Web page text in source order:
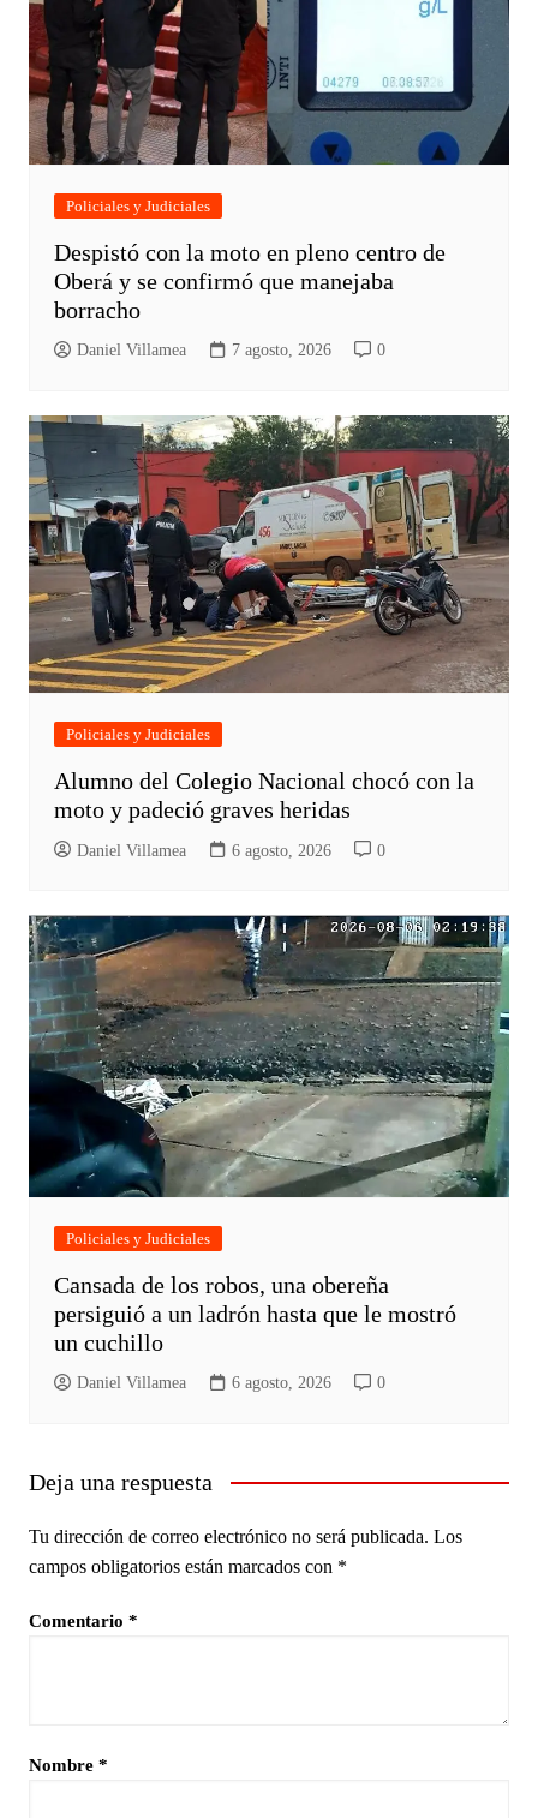
Policiales y Judiciales
Despistó con la moto en pleno centro de
Oberá y se confirmó que manejaba
borracho
Daniel Villamea 7 agosto, 2026 0
Policiales y Judiciales
Alumno del Colegio Nacional chocó con la
moto y padeció graves heridas
Daniel Villamea 6 agosto, 2026 0
Policiales y Judiciales
Cansada de los robos, una obereña
persiguió a un ladrón hasta que le mostró
un cuchillo
Daniel Villamea 6 agosto, 2026 0
Deja una respuesta
Tu dirección de correo electrónico no será publicada. Los
campos obligatorios están marcados con *
Comentario *
Nombre *